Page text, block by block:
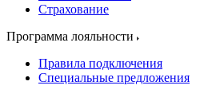
Страхование
Программа лояльности
Правила подключения
Специальные предложения